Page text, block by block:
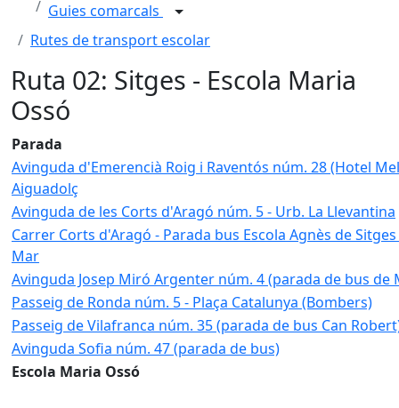
Guies comarcals
Rutes de transport escolar
Ruta 02: Sitges - Escola Maria
Ossó
Parada
Avinguda d'Emerencià Roig i Raventós núm. 28 (Hotel
Aiguadolç
Avinguda de les Corts d'Aragó núm. 5 - Urb. La Llevantina
Carrer Corts d'Aragó - Parada bus Escola Agnès de
Mar
Avinguda Josep Miró Argenter núm. 4 (parada de bus de
Passeig de Ronda núm. 5 - Plaça Catalunya (Bombers)
Passeig de Vilafranca núm. 35 (parada de bus Can
Avinguda Sofia núm. 47 (parada de bus)
Escola Maria Ossó